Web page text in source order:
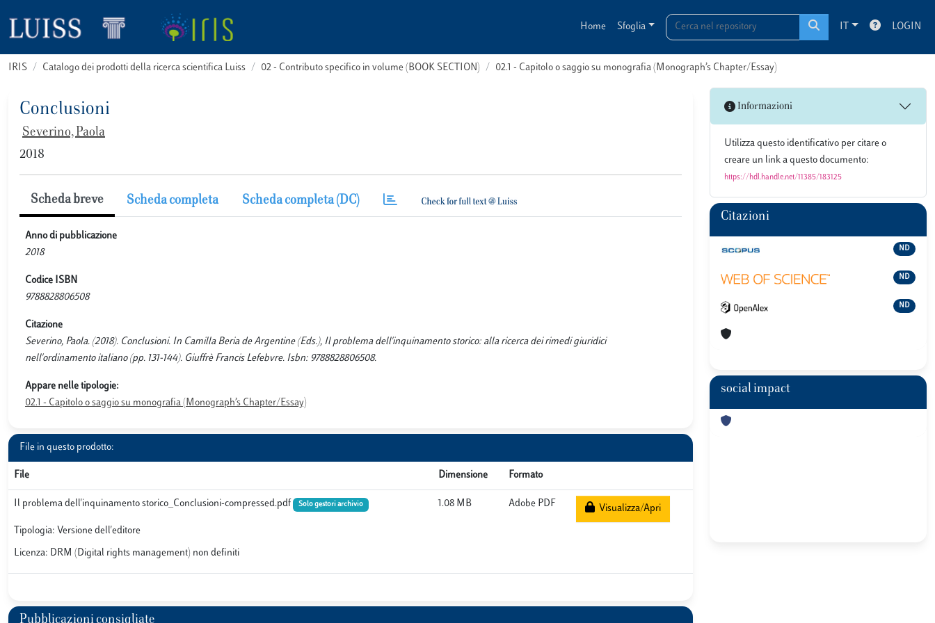
Home Sfoglia IT LOGIN
IRIS Catalogo dei prodotti della ricerca scientifica Luiss 02 - Contributo specifico in volume (BOOK SECTION) 02.1 - Capitolo o saggio su monografia (Monograph’s Chapter/Essay)
Conclusioni
Severino, Paola
2018
Scheda breve Scheda completa Scheda completa (DC)
Anno di pubblicazione
2018
Codice ISBN
9788828806508
Citazione
Severino, Paola. (2018). Conclusioni. In Camilla Beria de Argentine (Eds.), Il problema dell'inquinamento storico: alla ricerca dei rimedi giuridici
nell'ordinamento italiano (pp. 131-144). Giuffrè Francis Lefebvre. Isbn: 9788828806508.
Appare nelle tipologie:
02.1 - Capitolo o saggio su monografia (Monograph’s Chapter/Essay)
File in questo prodotto:
File Dimensione Formato
Il problema dell'inquinamento storico_Conclusioni-compressed.pdf Solo gestori archivio
Tipologia: Versione dell'editore
Licenza: DRM (Digital rights management) non definiti
1.08 MB Adobe PDF Visualizza/Apri
Pubblicazioni consigliate
Informazioni
Utilizza questo identificativo per citare o
creare un link a questo documento:
https://hdl.handle.net/11385/183125
Citazioni
ND
ND
ND
social impact